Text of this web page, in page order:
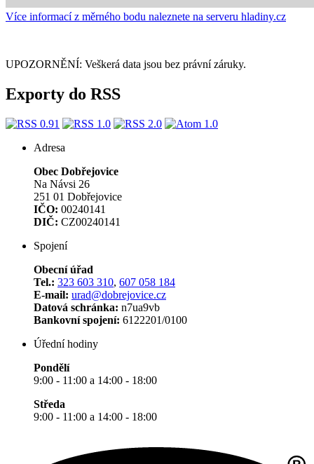
Více informací z měrného bodu naleznete na serveru hladiny.cz
UPOZORNĚNÍ: Veškerá data jsou bez právní záruky.
Exporty do RSS
Adresa
Obec Dobřejovice
Na Návsi 26
251 01 Dobřejovice
IČO: 00240141
DIČ: CZ00240141
Spojení
Obecní úřad
Tel.: 323 603 310, 607 058 184
E-mail: urad@dobrejovice.cz
Datová schránka: n7ua9vb
Bankovní spojení: 6122201/0100
Úřední hodiny
Pondělí
9:00 - 11:00 a 14:00 - 18:00
Středa
9:00 - 11:00 a 14:00 - 18:00